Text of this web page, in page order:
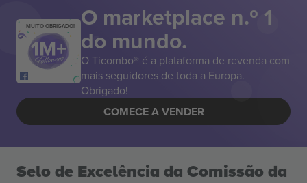
MUITO OBRIGADO! O marketplace n.º 1
do mundo.
O Ticombo® é a plataforma de revenda com
mais seguidores de toda a Europa.
Obrigado!
COMECE A VENDER
Selo de Excelência da Comissão da